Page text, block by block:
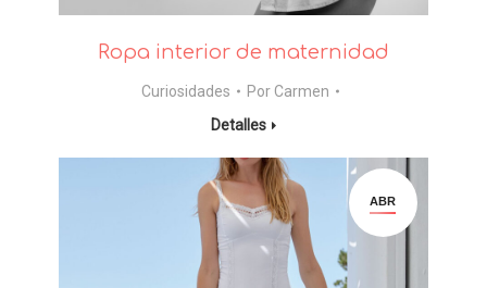
Ropa interior de maternidad
Curiosidades Por Carmen
Detalles
ABR